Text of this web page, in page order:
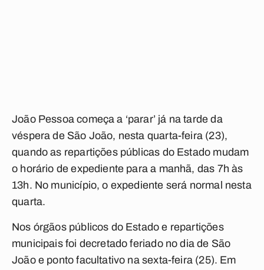
João Pessoa começa a ‘parar’ já na tarde da
véspera de São João, nesta quarta-feira (23),
quando as repartições públicas do Estado mudam
o horário de expediente para a manhã, das 7h às
13h. No município, o expediente será normal nesta
quarta.
Nos órgãos públicos do Estado e repartições
municipais foi decretado feriado no dia de São
João e ponto facultativo na sexta-feira (25). Em